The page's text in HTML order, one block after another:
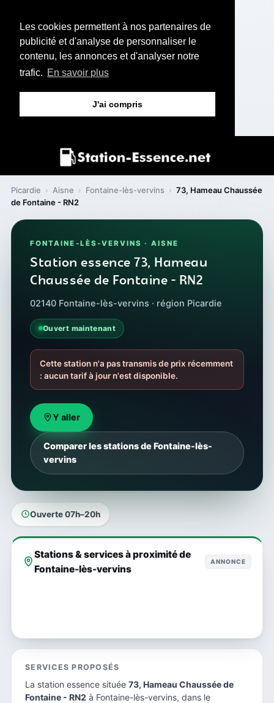
Les cookies permettent à nos partenaires de
publicité et d'analyse de personnaliser le
contenu, les annonces et d'analyser notre
trafic. En savoir plus
J'ai compris
Picardie › Aisne › Fontaine-lès-vervins › 73, Hameau Chaussée
de Fontaine - RN2
FONTAINE-LÈS-VERVINS · AISNE
Station essence 73, Hameau
Chaussée de Fontaine - RN2
02140 Fontaine-lès-vervins · région Picardie
Ouvert maintenant
Cette station n'a pas transmis de prix récemment
: aucun tarif à jour n'est disponible.
Y aller
Comparer les stations de Fontaine-lès-
vervins
Ouverte 07h–20h
Stations & services à proximité de
Fontaine-lès-vervins
ANNONCE
SERVICES PROPOSÉS
La station essence située 73, Hameau Chaussée de
Fontaine - RN2 à Fontaine-lès-vervins, dans le